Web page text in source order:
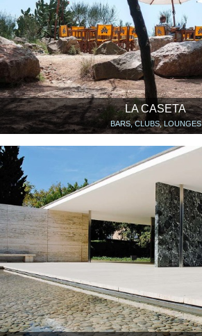
LA CASETA
BARS, CLUBS, LOUNGES